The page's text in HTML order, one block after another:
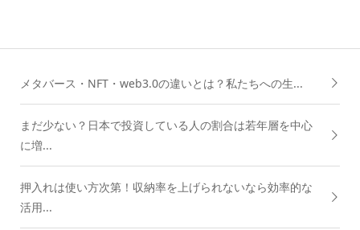
メタバース・NFT・web3.0の違いとは？私たちへの生...
まだ少ない？日本で投資している人の割合は若年層を中心
に増...
押入れは使い方次第！収納率を上げられないなら効率的な
活用...